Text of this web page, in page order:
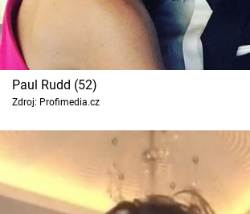
Paul Rudd (52)
Zdroj: Profimedia.cz